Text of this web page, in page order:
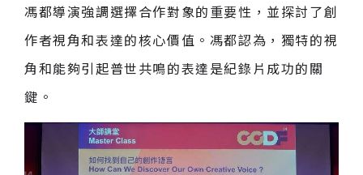
馮都導演強調選擇合作對象的重要性，並探討了創
作者視角和表達的核心價值。馮都認為，獨特的視
角和能夠引起普世共鳴的表達是紀錄片成功的關
鍵。